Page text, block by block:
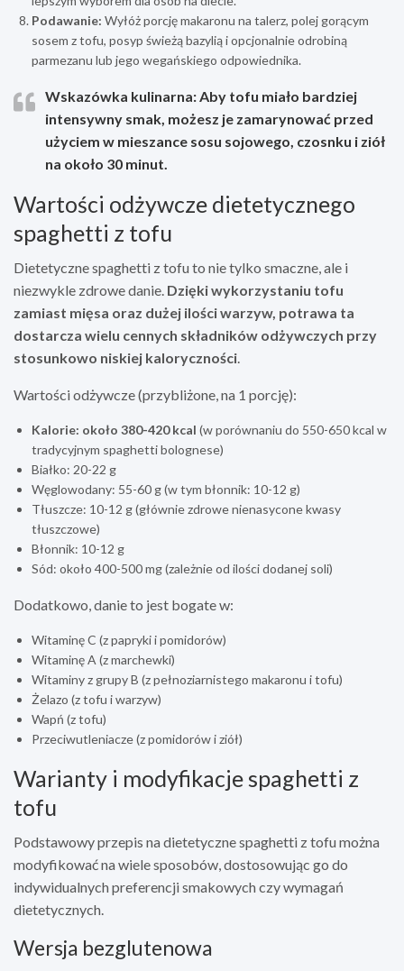
Podawanie: Wyłóż porcję makaronu na talerz, polej gorącym
sosem z tofu, posyp świeżą bazylią i opcjonalnie odrobiną
parmezanu lub jego wegańskiego odpowiednika.
Wskazówka kulinarna: Aby tofu miało bardziej
intensywny smak, możesz je zamarynować przed
użyciem w mieszance sosu sojowego, czosnku i ziół
na około 30 minut.
Wartości odżywcze dietetycznego
spaghetti z tofu
Dietetyczne spaghetti z tofu to nie tylko smaczne, ale i
niezwykle zdrowe danie. Dzięki wykorzystaniu tofu
zamiast mięsa oraz dużej ilości warzyw, potrawa ta
dostarcza wielu cennych składników odżywczych przy
stosunkowo niskiej kaloryczności
Wartości odżywcze (przybliżone, na 1 porcję):
Kalorie: około 380-420 kcal (w porównaniu do 550-650 kcal w
tradycyjnym spaghetti bolognese)
Białko: 20-22 g
Węglowodany: 55-60 g (w tym błonnik: 10-12 g)
Tłuszcze: 10-12 g (głównie zdrowe nienasycone kwasy
tłuszczowe)
Błonnik: 10-12 g
Sód: około 400-500 mg (zależnie od ilości dodanej soli)
Dodatkowo, danie to jest bogate w:
Witaminę C (z papryki i pomidorów)
Witaminę A (z marchewki)
Witaminy z grupy B (z pełnoziarnistego makaronu i tofu)
Żelazo (z tofu i warzyw)
Wapń (z tofu)
Przeciwutleniacze (z pomidorów i ziół)
Warianty i modyfikacje spaghetti z
tofu
Podstawowy przepis na dietetyczne spaghetti z tofu można
modyfikować na wiele sposobów, dostosowując go do
indywidualnych preferencji smakowych czy wymagań
dietetycznych.
Wersja bezglutenowa